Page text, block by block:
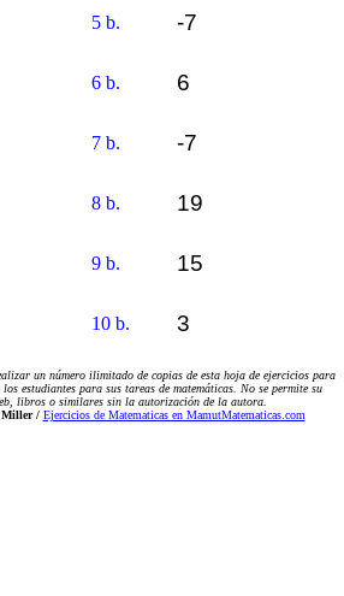
5 b. -7
6 b. 6
7 b. -7
8 b. 19
9 b. 15
10 b. 3
un número ilimitado de copias de esta hoja de ejercicios para
estudiantes para sus tareas de matemáticas. No se permite su
libros o similares sin la autorización de la autora.
/ Ejercicios de Matematicas en MamutMatematicas.com